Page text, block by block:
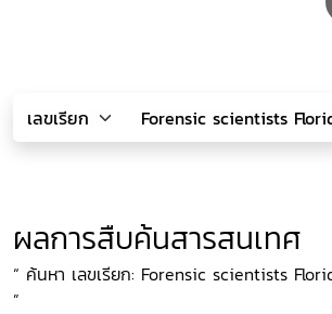
ผลการสืบค้นสารสนเทศ
“ ค้นหา เลขเรียก: Forensic scientists
”